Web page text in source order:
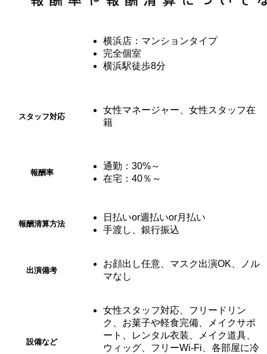
横浜店：マンションタイプ
完全個室
横浜駅徒歩8分
スタッフ対応
女性マネージャー、女性スタッフ在
籍
報酬率
通勤：30%～
在宅：40％～
報酬清算方法
日払いor週払いor月払い
手渡し、銀行振込
出演備考
お顔出し任意、マスク出演OK、ノル
マなし
設備など
女性スタッフ対応、フリードリン
ク、お菓子や軽食完備、メイクサポ
ート、レンタル衣装、メイク道具、
ウィッグ、フリーWi-Fi、各部屋に冷